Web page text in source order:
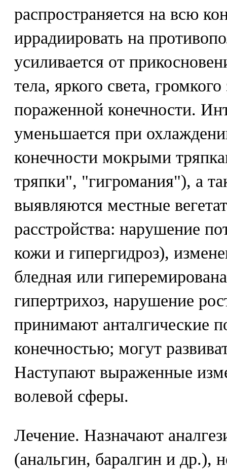
распространяется на всю
иррадиировать на
усиливается от
тела, яркого света,
пораженной конечности.
уменьшается при
конечности мокрыми
тряпки", "гигромания"), а
выявляются местные
расстройства: нарушение
кожи и гипергидроз),
бледная или
гипертрихоз, нарушение
принимают анталгические
конечностью; могут
Наступают выраженные
волевой сферы.
Лечение. Назначают
(анальгин, баралгин и др.),